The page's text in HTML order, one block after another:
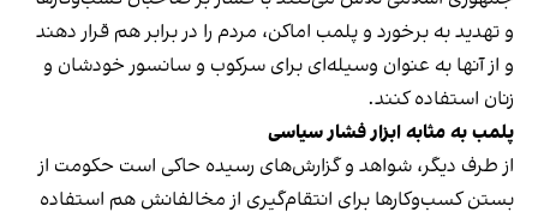
و تهدید به برخورد و پلمب اماکن، مردم را در برابر هم قرار دهند
و از آنها به عنوان وسیله‌ای برای سرکوب و سانسور خودشان و
زنان استفاده کنند.
پلمب به مثابه ابزار فشار سیاسی
از طرف دیگر، شواهد و گزارش‌های رسیده حاکی است حکومت از
بستن کسب‌وکارها برای انتقام‌گیری از مخالفانش هم استفاده